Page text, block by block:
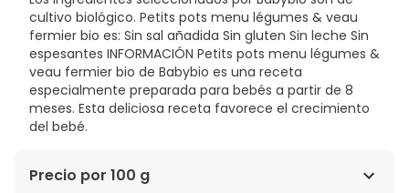
cultivo biológico. Petits pots menu légumes & veau
fermier bio es: Sin sal añadida Sin gluten Sin leche Sin
espesantes INFORMACIÓN Petits pots menu légumes &
veau fermier bio de Babybio es una receta
especialmente preparada para bebés a partir de 8
meses. Esta deliciosa receta favorece el crecimiento
del bebé.
Precio por 100 g